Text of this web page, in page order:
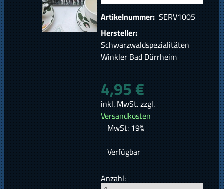
Artikelnummer: SERV1005
Hersteller:
Schwarzwaldspezialitäten
Winkler Bad Dürrheim
4,95 €
inkl. MwSt. zzgl.
Versandkosten
MwSt: 19%
Verfügbar
Anzahl: